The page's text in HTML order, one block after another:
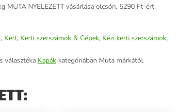
MUTA NYELEZETT vásárlása olcsón, 5290 Ft-ért.
, Kert, Kerti szerszámok & Gépek, Kézi kerti szerszámok,
választéka Kapákkategóriában Muta márkától.